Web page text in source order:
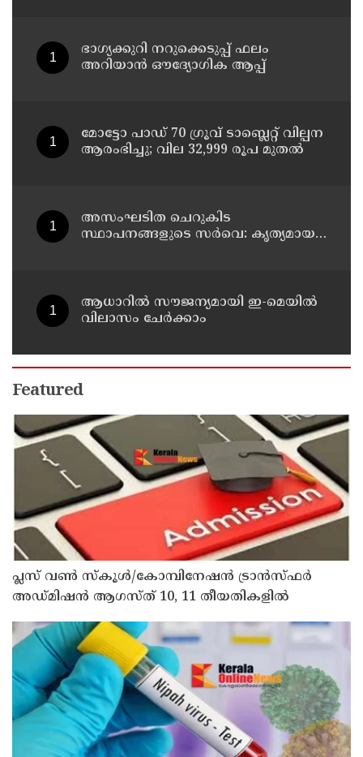
ഭാഗ്യക്കുറി നറുക്കെടുപ്പ് ഫലം
അറിയാൻ ഔദ്യോഗിക ആപ്പ്
മോട്ടോ പാഡ് 70 ഗ്രൂവ് ടാബ്ലെറ്റ് വില്പന
ആരംഭിച്ചു; വില 32,999 രൂപ മുതൽ
അസംഘടിത ചെറുകിട
സ്ഥാപനങ്ങളുടെ സർവെ: കൃത്യമായ
ആധാറിൽ സൗജന്യമായി ഇ-മെയിൽ
വിലാസം ചേർക്കാം
Featured
പ്ലസ് വൺ സ്‌കൂൾ/കോമ്പിനേഷൻ ട്രാൻസ്ഫർ
അഡ്മിഷൻ ആഗസ്ത് 10, 11 തീയതികളിൽ